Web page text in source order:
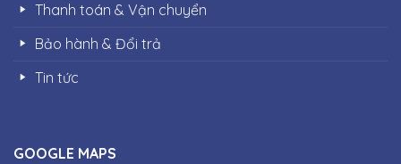
Thanh toán & Vận chuyển
Bảo hành & Đổi trả
Tin tức
GOOGLE MAPS